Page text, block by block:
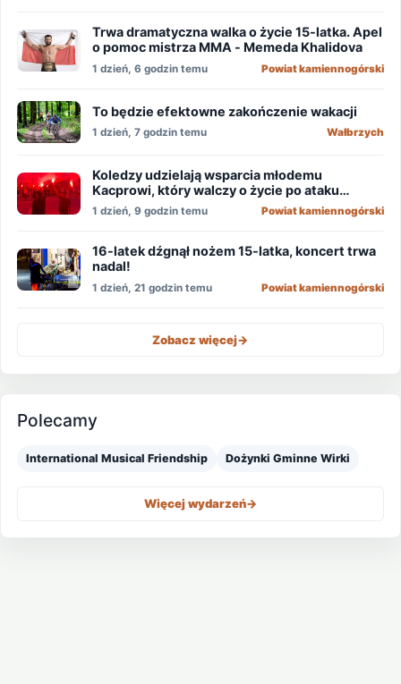
Trwa dramatyczna walka o życie 15-latka. Apel
o pomoc mistrza MMA - Memeda Khalidova
1 dzień, 6 godzin temu Powiat kamiennogórski
To będzie efektowne zakończenie wakacji
1 dzień, 7 godzin temu Wałbrzych
Koledzy udzielają wsparcia młodemu
Kacprowi, który walczy o życie po ataku
nożownika!
1 dzień, 9 godzin temu Powiat kamiennogórski
16-latek dźgnął nożem 15-latka, koncert trwa
nadal!
1 dzień, 21 godzin temu Powiat kamiennogórski
Zobacz więcej->
Polecamy
International Musical Friendship Dożynki Gminne Wirki
Więcej wydarzeń->